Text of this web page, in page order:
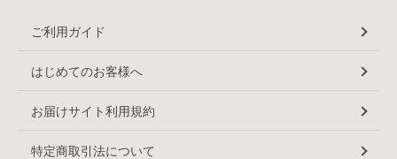
ご利用ガイド
はじめてのお客様へ
お届けサイト利用規約
特定商取引法について